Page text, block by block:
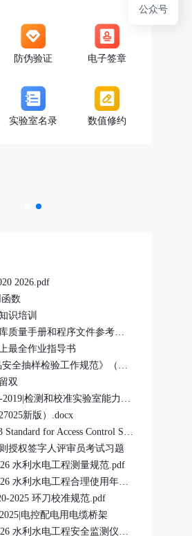
防伪验证 电子签章
实验室名录 数值修约
2026.pdf
数
识培训
修订一单一库质量手册和程序文件参考文件
最全作业指导书
食品-《食品安全抽样检验工作规范》（市监食检发〔2023〕76 号）20240101实施
双
GB/T 27025-2019|检测和校准实验室能力的通用要求
新版）.docx
UL 294-2023 Standard for Access Control System Units.pdf
授权签字人评审员考试习题
水利水电工程测量规范.pdf
SL∕T 654-2026 水利水电工程合理使用年限及耐久性设计规范.pdf
2025 环刀校准规范.pdf
电控配电用电缆桥架
SL∕T 530-2026 水利水电工程安全监测仪器检验与安装规范(扫描版).pdf
公众号